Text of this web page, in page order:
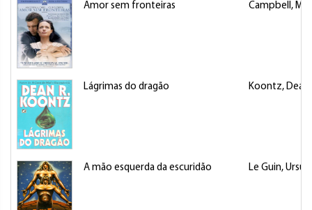
Amor sem fronteiras Campbell,
Lágrimas do dragão Koontz, Dean
A mão esquerda da escuridão Le Guin,